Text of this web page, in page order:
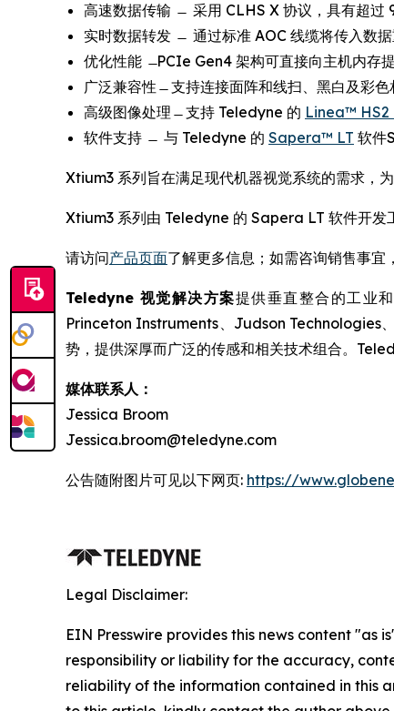
高速数据传输 ̶ 采用 CLHS X 协议，具有超过
实时数据转发 ̶ 通过标准 AOC 线缆将传入数
优化性能 ̶ PCIe Gen4 架构可直接向主机内存
广泛兼容性 ̶ 支持连接面阵和线扫、黑白及彩
高级图像处理 ̶ 支持 Teledyne 的 Linea™ HS2
软件支持 ̶ 与 Teledyne 的 Sapera™ LT 软件
Xtium3 系列旨在满足现代机器视觉系统的需求，
Xtium3 系列由 Teledyne 的 Sapera LT 软件开发
请访问产品页面了解更多信息；如需咨询销售事宜
Teledyne 视觉解决方案提供垂直整合的工业
Princeton Instruments、Judson Technologies
势，提供深厚而广泛的传感和相关技术组合。
媒体联系人：
Jessica Broom
Jessica.broom@teledyne.com
公告随附图片可见以下网页: https://
Legal Disclaimer:
EIN Presswire provides this news content
responsibility or liability for the accuracy,
reliability of the information contained in this